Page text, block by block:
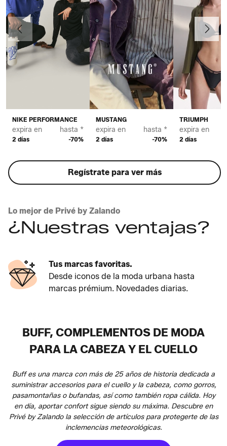
NIKE PERFORMANCE
expira en
2 días
hasta *
-70%
MUSTANG
expira en
2 días
hasta *
-70%
TRIUMPH
expira en
2 días
Anteriormente
Regístrate para ver más
Lo mejor de Privé by Zalando
¿Nuestras ventajas?
Siempre ofertas nuevas
Ofertas reales en moda y hogar. Si no lo
tenemos, está al llegar.
BUFF, COMPLEMENTOS DE MODA
PARA LA CABEZA Y EL CUELLO
Buff es una marca con más de 25 años de historia dedicada a
suministrar accesorios para el cuello y la cabeza, como gorros,
pasamontañas o bufandas, así como también ropa cálida. Hoy
en día, aportar confort sigue siendo su máxima. Descubre en
Privé by Zalando la selección de artículos para protegerte de las
inclemencias meteorológicas.